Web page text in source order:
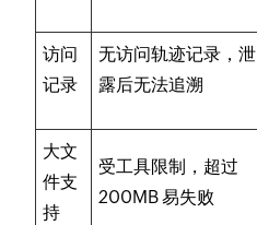
访问
记录
无访问轨迹记录，泄
露后无法追溯
大文
件支
持
受工具限制，超过
200MB 易失败